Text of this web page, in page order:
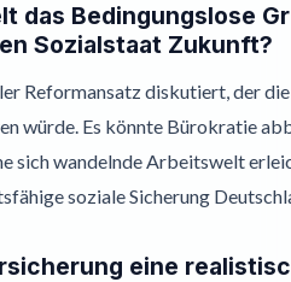
das Bedingungslose
Sozialstaat Zukunft?
Reformansatz diskutiert, der
würde. Es könnte Bürokratie
sich wandelnde Arbeitswelt
soziale Sicherung
eine